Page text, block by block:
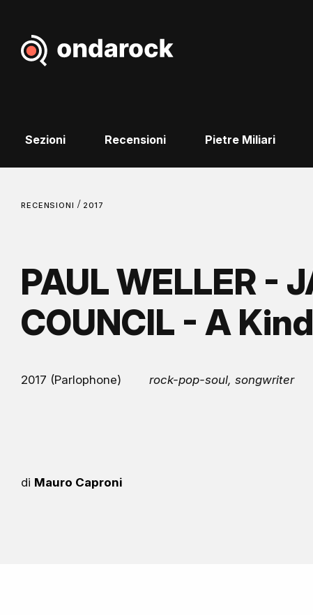
Sezioni Recensioni Pietre Miliari
RECENSIONI / 2017
PAUL WELLER -
COUNCIL - A
2017 (Parlophone) rock-pop-soul, songwriter
di Mauro Caproni